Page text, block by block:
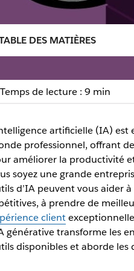
pour automatiser des
DES MATIÈRES
Temps de lecture : 9 min
artificielle (IA)
professionnel, offrant
améliorer la productivité
soyez une grande
d’IA peuvent vous aider
à prendre de
client
générative transforme les
disponibles et aborde les